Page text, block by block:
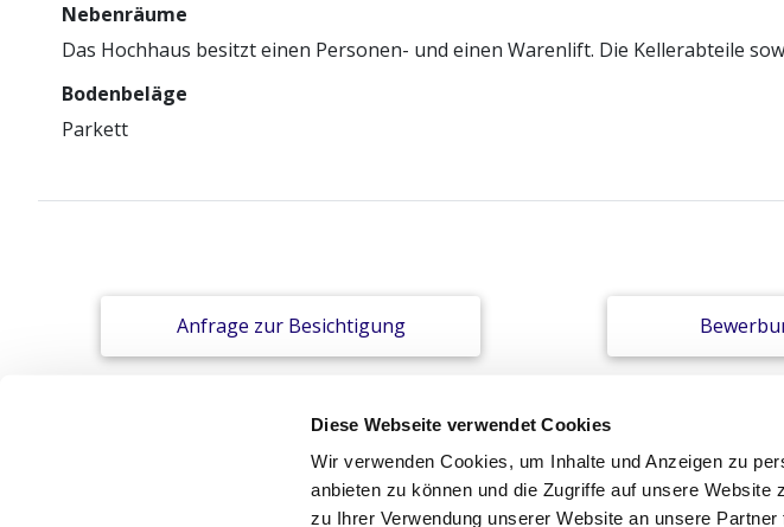
Diese Webseite verwendet Cookies
Wir verwenden Cookies, um Inhalte und Anzeigen zu
anbieten zu können und die Zugriffe auf unsere
zu Ihrer Verwendung unserer Website an unsere
Nebenräume
Das Hochhaus besitzt einen Personen- und einen Warenlift. Die Kellerabteile
Bodenbeläge
Parkett
Anfrage zur Besichtigung